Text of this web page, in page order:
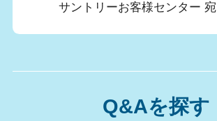
サントリーお客様センター 宛
Q&Aを探す